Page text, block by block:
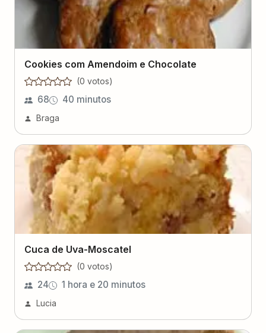
Cookies com Amendoim e Chocolate
(0 votos)
68 40 minutos
Braga
Cuca de Uva-Moscatel
(0 votos)
24 1 hora e 20 minutos
Lucia